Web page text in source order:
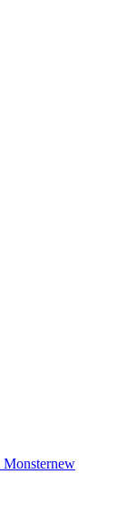
Monsternew